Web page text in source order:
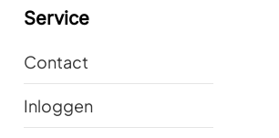
Service
Contact
Inloggen